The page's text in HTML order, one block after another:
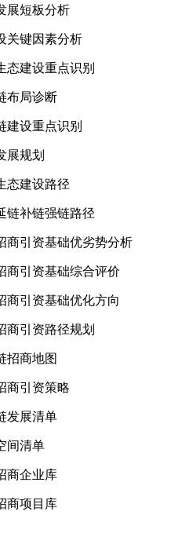
展短板分析
关键因素分析
态建设重点识别
布局诊断
建设重点识别
展规划
态建设路径
链补链强链路径
商引资基础优劣势分析
商引资基础综合评价
商引资基础优化方向
商引资路径规划
招商地图
商引资策略
发展清单
间清单
商企业库
商项目库